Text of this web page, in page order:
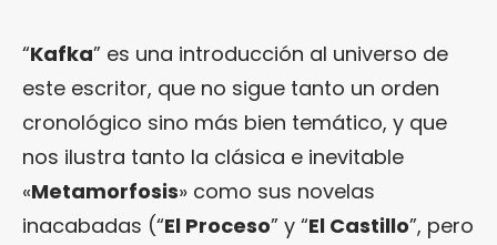
“Kafka” es una introducción al universo de
este escritor, que no sigue tanto un orden
cronológico sino más bien temático, y que
nos ilustra tanto la clásica e inevitable
«Metamorfosis» como sus novelas
inacabadas (“El Proceso” y “El Castillo”, pero